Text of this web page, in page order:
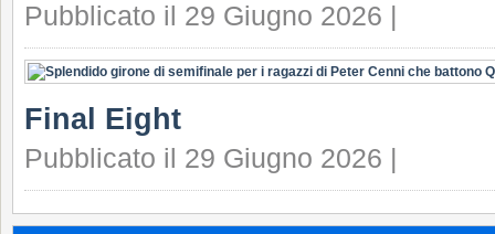
Pubblicato il 29 Giugno 2026 |
Final Eight
Pubblicato il 29 Giugno 2026 |